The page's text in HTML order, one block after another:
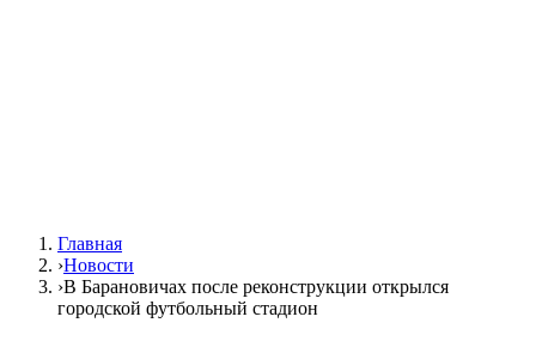
Главная
›Новости
›В Барановичах после реконструкции открылся
городской футбольный стадион